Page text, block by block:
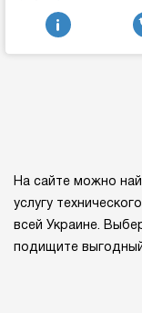
На сайте можно
услугу
всей Украине.
подищите